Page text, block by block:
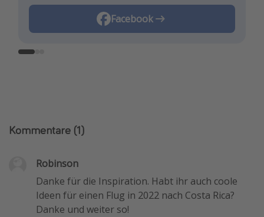
Facebook
Instagram
TikTok
Kommentare (1)
Robinson
Danke für die Inspiration. Habt ihr auch coole
Ideen für einen Flug in 2022 nach Costa Rica?
Danke und weiter so!